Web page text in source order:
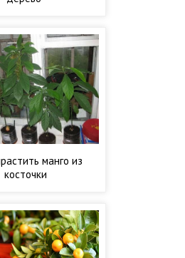
манго из
косточки